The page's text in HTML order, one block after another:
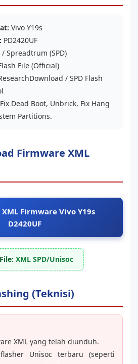
Vivo Y19s
PD2420UF
/ Spreadtrum (SPD)
File (Official)
/ SPD Flash
Fix Dead Boot, Unbrick, Fix Hang
Partitions.
Firmware XML
Firmware Vivo Y19s
D2420UF
XML SPD/Unisoc
(Teknisi)
XML yang telah diunduh.
Unisoc terbaru (seperti